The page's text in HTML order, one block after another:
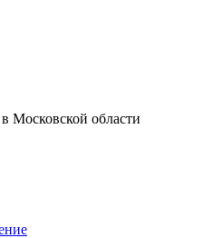
Московской области